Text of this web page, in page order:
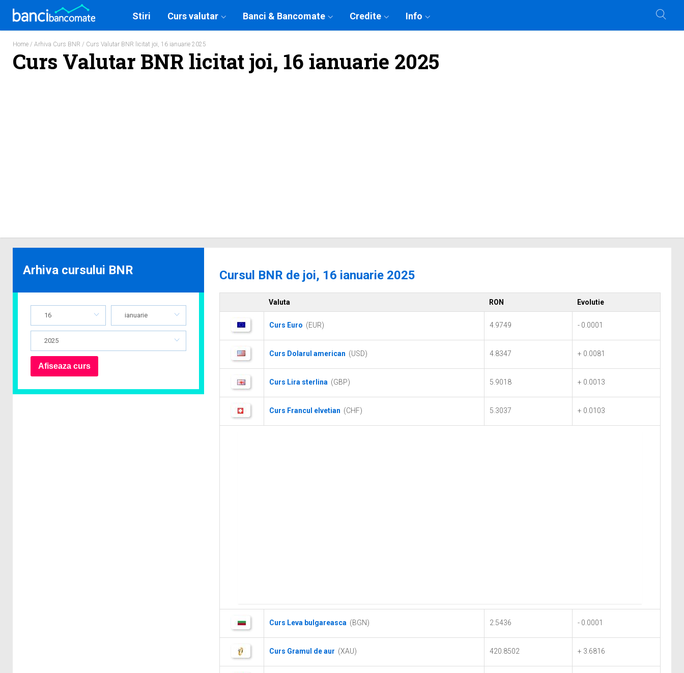
Stiri Curs valutar Banci & Bancomate Credite Info
Home / Arhiva Curs BNR / Curs Valutar BNR licitat joi, 16 ianuarie 2025
Curs Valutar BNR licitat joi, 16 ianuarie 2025
Cursul BNR de joi, 16 ianuarie 2025
Valuta RON Evolutie
Curs Euro (EUR) 4.9749 - 0.0001
Curs Dolarul american (USD) 4.8347 + 0.0081
Curs Lira sterlina (GBP) 5.9018 + 0.0013
Curs Francul elvetian (CHF) 5.3037 + 0.0103
Curs Leva bulgareasca (BGN) 2.5436 - 0.0001
Curs Gramul de aur (XAU) 420.8502 + 3.6816
Arhiva cursului BNR
16 ianuarie
2025